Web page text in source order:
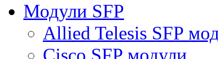
Модули SFP
Allied Telesis SFP